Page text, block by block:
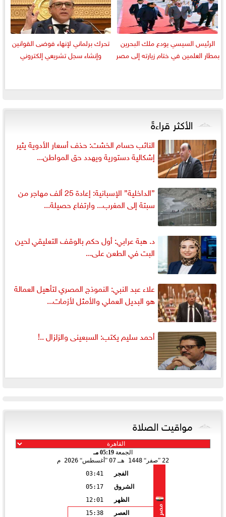
الرئيس السيسي يودع ملك البحرين
بمطار العلمين في ختام زيارته إلى مصر
تحرك برلماني لإنهاء فوضى القوانين
وإنشاء سجل تشريعي إلكتروني
الأكثر قراءةً
النائب حسام الخشت: حذف أسعار الأدوية يثير
إشكالية دستورية ويهدد حق المواطن...
”الداخلية” الإسبانية: إعادة 25 ألف مهاجر من
سبتة إلى المغرب... وارتفاع حصيلة...
د. هبة عرابي: أول حكم بالوقف التعليقي لحين
البت في الطعن على...
علاء عبد النبي: النموذج المصري لتأهيل العمالة
هو البديل العملي والأمثل لأزمات...
أحمد سليم يكتب: السبعينى والزلزال ..!
مواقيت الصلاة
الجمعة 05:19 مـ
22 صفر 1448 هـ 07 أغسطس 2026 م
مصر
الفجر
03:41
الشروق
05:17
الظهر
12:01
العصر
15:38